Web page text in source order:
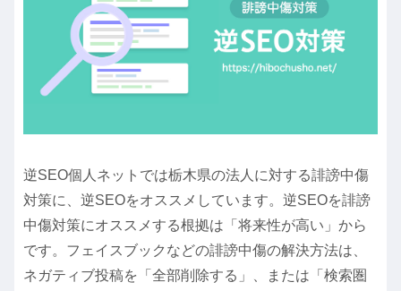
逆SEO個人ネットでは栃木県の法人に対する誹謗中傷
対策に、逆SEOをオススメしています。逆SEOを誹謗
中傷対策にオススメする根拠は「将来性が高い」から
です。フェイスブックなどの誹謗中傷の解決方法は、
ネガティブ投稿を「全部削除する」、または「検索圏